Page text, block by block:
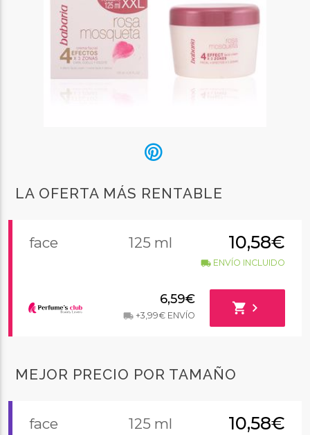
LA OFERTA MÁS RENTABLE
face 125 ml 10,58€
local_shippingENVÍO INCLUIDO
6,59€
local_shipping+3,99€ ENVÍO shopping_cart chevron_right
MEJOR PRECIO POR TAMAÑO
face 125 ml 10,58€